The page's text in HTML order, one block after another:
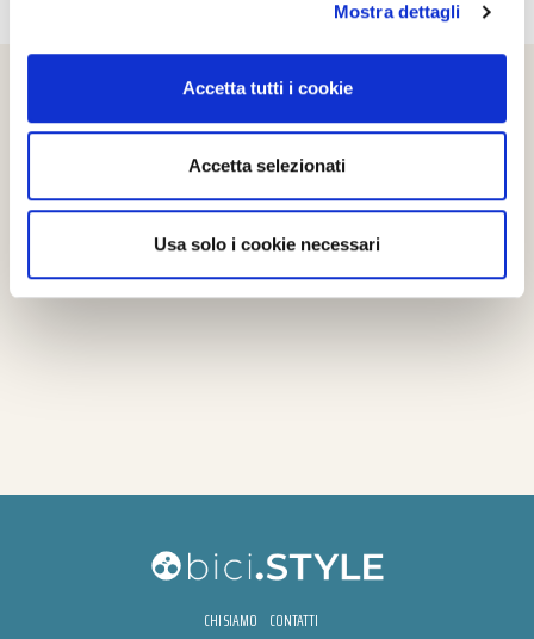
Mostra dettagli
Accetta tutti i cookie
Accetta selezionati
Usa solo i cookie necessari
CHI SIAMO CONTATTI